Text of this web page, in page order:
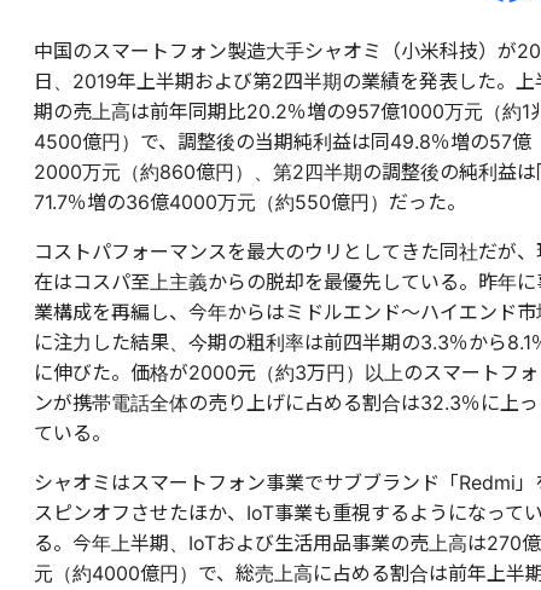
中国のスマートフォン製造大手シャオミ（小米科技）が20
日、2019年上半期および第2四半期の業績を発表した。上
期の売上高は前年同期比20.2％増の957億1000万元（約1
4500億円）で、調整後の当期純利益は同49.8％増の57億
2000万元（約860億円）、第2四半期の調整後の純利益は
71.7％増の36億4000万元（約550億円）だった。
コストパフォーマンスを最大のウリとしてきた同社だが、
在はコスパ至上主義からの脱却を最優先している。昨年に
業構成を再編し、今年からはミドルエンド～ハイエンド市
に注力した結果、今期の粗利率は前四半期の3.3％から8.1
に伸びた。価格が2000元（約3万円）以上のスマートフォ
ンが携帯電話全体の売り上げに占める割合は32.3％に上っ
ている。
シャオミはスマートフォン事業でサブブランド「Redmi」
スピンオフさせたほか、IoT事業も重視するようになって
る。今年上半期、IoTおよび生活用品事業の売上高は270億
元（約4000億円）で、総売上高に占める割合は前年上半